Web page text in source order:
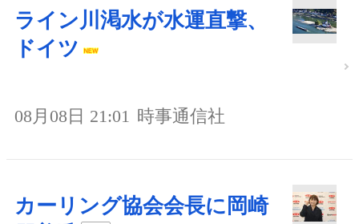
ライン川渇水が水運直撃、
ドイツ
08月08日 21:01 時事通信社
カーリング協会会長に岡崎